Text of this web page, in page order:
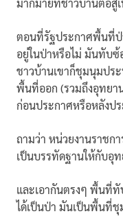
มากมายที่ชาวบ้านต่อสู้
ตอนที่รัฐประกาศพื้นที่ป่
อยู่ในป่าหรือไม่ มันทับ
ชาวบ้านเขาก็ชุมนุมปร
พื้นที่ออก (รวมถึงอุทยา
ก่อนประกาศหรือหลังป
ถามว่า หน่วยงานราชก
เป็นบรรทัดฐานให้กับอุ
และเอากันตรงๆ พื้นที่
ได้เป็นป่า มันเป็นพื้นที่